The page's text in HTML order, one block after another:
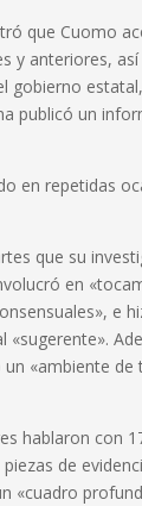
que Cuomo
y anteriores,
gobierno
publicó un
en repetidas
que su
en
e
«sugerente».
«ambiente
hablaron con
de
«cuadro